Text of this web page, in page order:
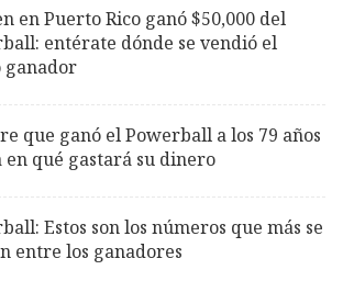
en Puerto Rico ganó $50,000 del
entérate dónde se vendió el
ganador
que ganó el Powerball a los 79 años
en qué gastará su dinero
Estos son los números que más se
entre los ganadores